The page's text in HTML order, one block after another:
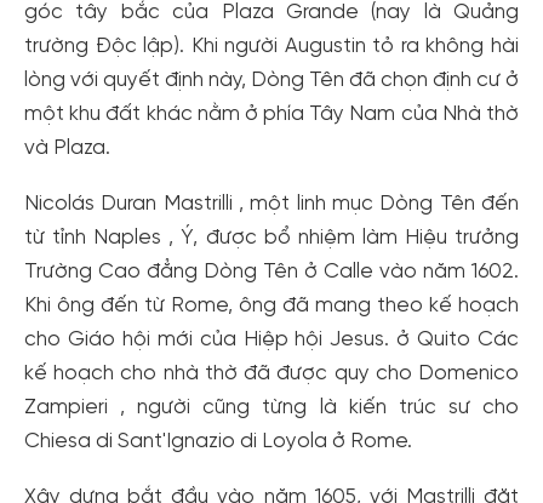
góc tây bắc của Plaza Grande (nay là Quảng
trường Độc lập). Khi người Augustin tỏ ra không hài
lòng với quyết định này, Dòng Tên đã chọn định cư ở
một khu đất khác nằm ở phía Tây Nam của Nhà thờ
và Plaza.
Nicolás Duran Mastrilli , một linh mục Dòng Tên đến
từ tỉnh Naples , Ý, được bổ nhiệm làm Hiệu trưởng
Trường Cao đẳng Dòng Tên ở Calle vào năm 1602.
Khi ông đến từ Rome, ông đã mang theo kế hoạch
cho Giáo hội mới của Hiệp hội Jesus. ở Quito Các
kế hoạch cho nhà thờ đã được quy cho Domenico
Zampieri , người cũng từng là kiến ​​trúc sư cho
Chiesa di Sant'Ignazio di Loyola ở Rome.
Xây dựng bắt đầu vào năm 1605, với Mastrilli đặt